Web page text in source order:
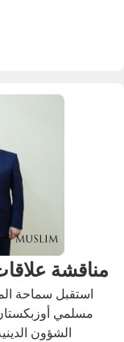
مناقشة
استقبل سماحة
مسلمي
الشؤون